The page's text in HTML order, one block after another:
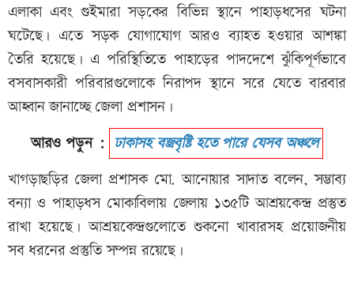
এলাকা এবং গুইমারা সড়কের বিভিন্ন স্থানে পাহাড়ধসের ঘটনা
ঘটেছে। এতে সড়ক যোগাযোগ আরও ব্যাহত হওয়ার আশঙ্কা
তৈরি হয়েছে। এ পরিস্থিতিতে পাহাড়ের পাদদেশে ঝুঁকিপূর্ণভাবে
বসবাসকারী পরিবারগুলোকে নিরাপদ স্থানে সরে যেতে বারবার
আহ্বান জানাচ্ছে জেলা প্রশাসন।
আরও পড়ুন : ঢাকাসহ বজ্রবৃষ্টি হতে পারে যেসব অঞ্চলে
খাগড়াছড়ির জেলা প্রশাসক মো. আনোয়ার সাদাত বলেন, সম্ভাব্য
বন্যা ও পাহাড়ধস মোকাবিলায় জেলায় ১৩৫টি আশ্রয়কেন্দ্র প্রস্তুত
রাখা হয়েছে। আশ্রয়কেন্দ্রগুলোতে শুকনো খাবারসহ প্রয়োজনীয়
সব ধরনের প্রস্তুতি সম্পন্ন রয়েছে।